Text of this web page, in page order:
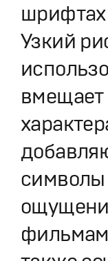
шрифтах
Узкий
вмещает
символы